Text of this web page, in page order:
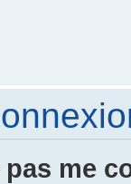
me